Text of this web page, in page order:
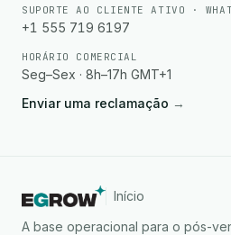
SUPORTE AO CLIENTE ATIVO ·
+1 555 719 6197
HORÁRIO COMERCIAL
Seg–Sex · 8h–17h GMT+1
Enviar uma reclamação →
Início
A base operacional para o pós-